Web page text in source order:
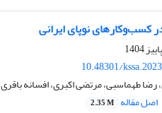
کسب‌وکارهای نوپای ایرانی
10.48301/
طهماسبی، مرتضی اکبری، افسانه باقری
اصل مقاله 2.35 M